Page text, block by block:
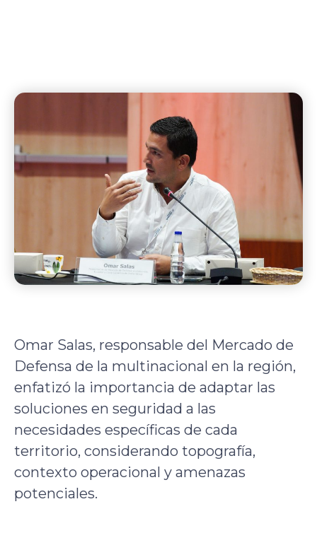
Omar Salas, responsable del Mercado de
Defensa de la multinacional en la región,
enfatizó la importancia de adaptar las
soluciones en seguridad a las
necesidades específicas de cada
territorio, considerando topografía,
contexto operacional y amenazas
potenciales.